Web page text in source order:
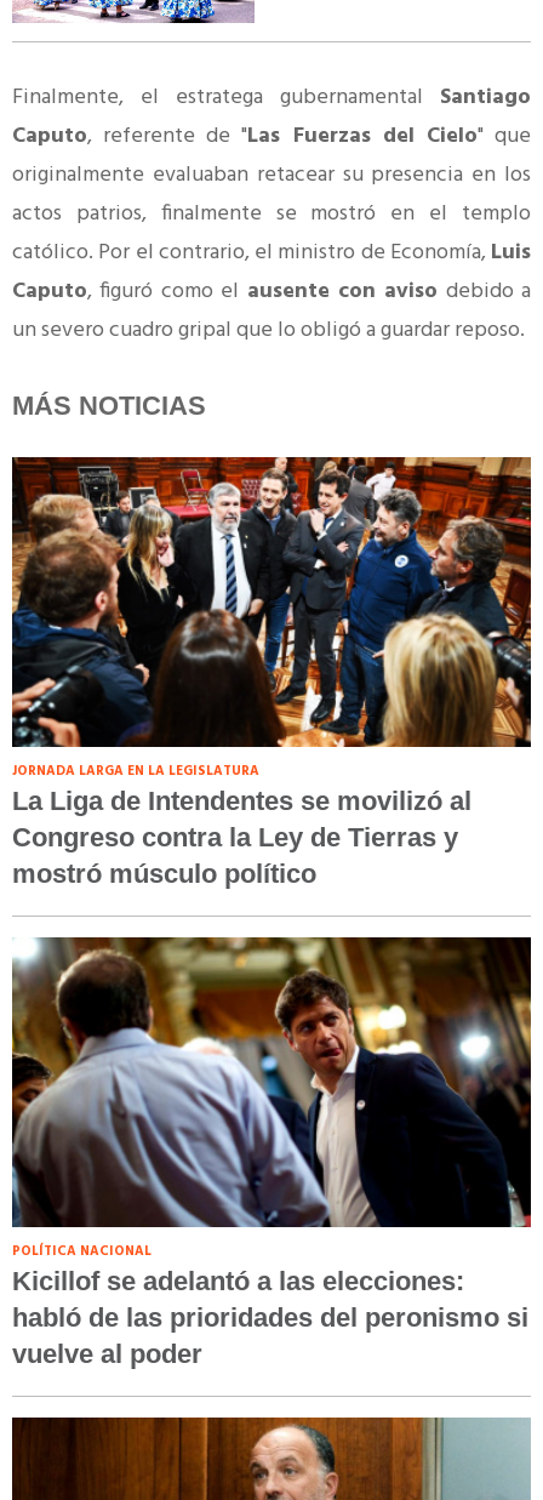
Finalmente, el estratega gubernamental Santiago
Caputo, referente de "Las Fuerzas del Cielo" que
originalmente evaluaban retacear su presencia en los
actos patrios, finalmente se mostró en el templo
católico. Por el contrario, el ministro de Economía, Luis
Caputo, figuró como el ausente con aviso debido a
un severo cuadro gripal que lo obligó a guardar reposo.
MÁS NOTICIAS
JORNADA LARGA EN LA LEGISLATURA
La Liga de Intendentes se movilizó al
Congreso contra la Ley de Tierras y
mostró músculo político
POLÍTICA NACIONAL
Kicillof se adelantó a las elecciones:
habló de las prioridades del peronismo si
vuelve al poder